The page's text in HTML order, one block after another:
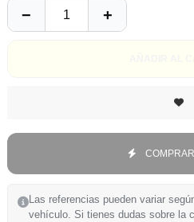
Las referencias pueden variar
vehículo. Si tienes dudas sobre la